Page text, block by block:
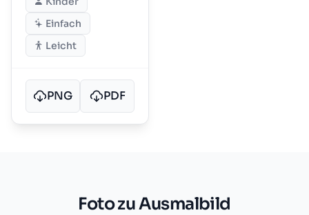
Einfach
Leicht
PNG PDF
Foto zu Ausmalbild